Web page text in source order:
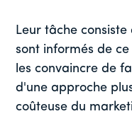
Leur tâche
sont informés de
les convaincre de
d'une approche
coûteuse du